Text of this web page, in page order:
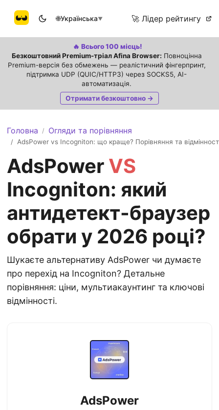
🌐Українська▼ 🚀 Лідер рейтингу
🔥 Всього 100 місць!
Безкоштовний Premium-тріал Afina Browser: Повноцінна
Premium-версія без обмежень — реалістичний фінгерпринт,
підтримка UDP (QUIC/HTTP3) через SOCKS5, AI-
автоматизація.
Отримати безкоштовно →
Головна / Огляди та порівняння
/ AdsPower vs Incogniton: що краще? Порівняння та
AdsPower VS
Incogniton: який
антидетект-браузер
обрати у 2026 році?
Шукаєте альтернативу AdsPower чи думаєте
про перехід на Incogniton? Детальне
порівняння: ціни, мультиакаунтинг та ключові
відмінності.
AdsPower